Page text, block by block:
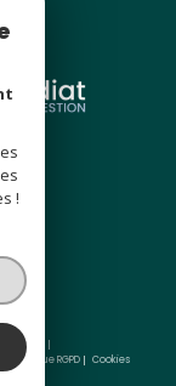
Google |
Politique RGPD Cookies
!